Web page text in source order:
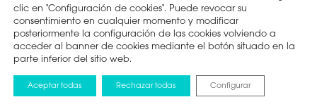
clic en "Configuración de cookies". Puede revocar su
consentimiento en cualquier momento y modificar
posteriormente la configuración de las cookies volviendo a
acceder al banner de cookies mediante el botón situado en la
parte inferior del sitio web.
Aceptar todas Rechazar todas Configurar